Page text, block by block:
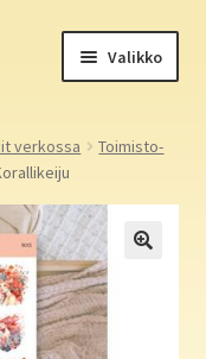
Valikko
verkossa
Toimisto-